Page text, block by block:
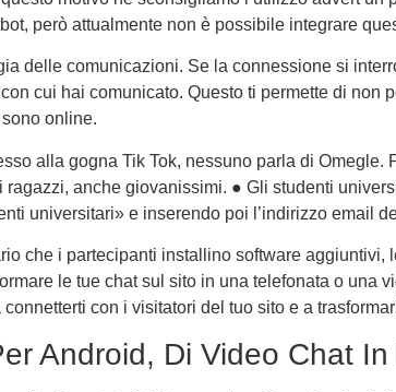
però attualmente non è possibile integrare
delle comunicazioni. Se la connessione si
cui hai comunicato. Questo ti permette di
online.
alla gogna Tik Tok, nessuno parla di
anche giovanissimi. ● Gli studenti
universitari» e inserendo poi l’indirizzo email
che i partecipanti installino software
le tue chat sul sito in una telefonata o una
con i visitatori del tuo sito e a
Android, Di Video Chat